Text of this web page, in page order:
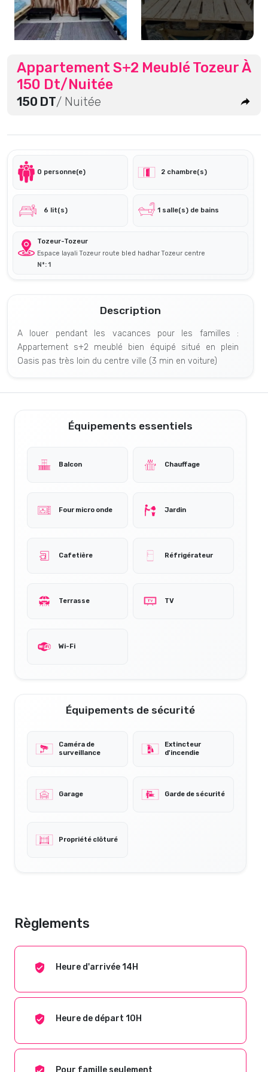
Appartement S+2 Meublé Tozeur À
150 Dt/Nuitée
150 DT/ Nuitée
0 personne(e) 2 chambre(s)
6 lit(s) 1 salle(s) de bains
Tozeur-Tozeur
Espace layali Tozeur route bled hadhar Tozeur centre
N°: 1
Description
A louer pendant les vacances pour les familles :
Appartement s+2 meublé bien équipé situé en plein
Oasis pas très loin du centre ville (3 min en voiture)
Équipements essentiels
Balcon Chauffage
Four micro onde Jardin
Cafetière Réfrigérateur
Terrasse TV
Wi-Fi
Équipements de sécurité
Caméra de
surveillance
Extincteur
d'incendie
Garage Garde de sécurité
Propriété clôturé
Règlements
Heure d'arrivée 14H
Heure de départ 10H
Pour famille seulement